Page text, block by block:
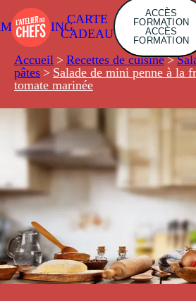
CARTE
CADEAU
ACCÈS
FORMATION
ACCÈS
FORMATION
Accueil > Recettes de cuisine >
pâtes > Salade de mini penne à la
tomate marinée